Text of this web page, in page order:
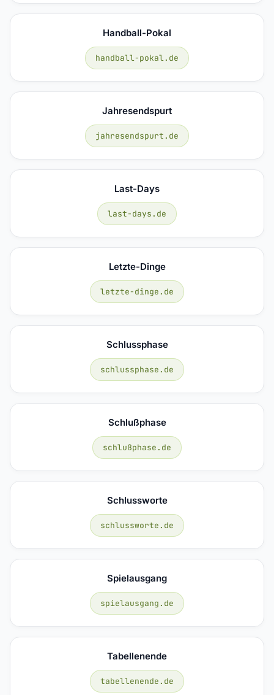
Handball-Pokal
handball-pokal.de
Jahresendspurt
jahresendspurt.de
Last-Days
last-days.de
Letzte-Dinge
letzte-dinge.de
Schlussphase
schlussphase.de
Schlußphase
schlußphase.de
Schlussworte
schlussworte.de
Spielausgang
spielausgang.de
Tabellenende
tabellenende.de